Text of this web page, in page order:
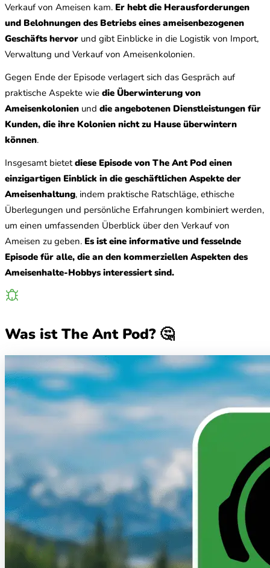
Verkauf von Ameisen kam. Er hebt die Herausforderungen
und Belohnungen des Betriebs eines ameisenbezogenen
Geschäfts hervor und gibt Einblicke in die Logistik von Import,
Verwaltung und Verkauf von Ameisenkolonien.
Gegen Ende der Episode verlagert sich das Gespräch auf
praktische Aspekte wie die Überwinterung von
Ameisenkolonien und die angebotenen Dienstleistungen für
Kunden, die ihre Kolonien nicht zu Hause überwintern
können.
Insgesamt bietetdiese Episode von The Ant Pod einen
einzigartigen Einblick in die geschäftlichen Aspekte der
Ameisenhaltung, indem praktische Ratschläge, ethische
Überlegungen und persönliche Erfahrungen kombiniert werden,
um einen umfassenden Überblick über den Verkauf von
Ameisen zu geben. Es ist eine informative und fesselnde
Episode für alle, die an den kommerziellen Aspekten des
Ameisenhalte-Hobbys interessiert sind.
Was ist The Ant Pod? 🤔